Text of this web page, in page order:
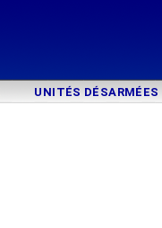
UNITÉS DÉSARMÉES